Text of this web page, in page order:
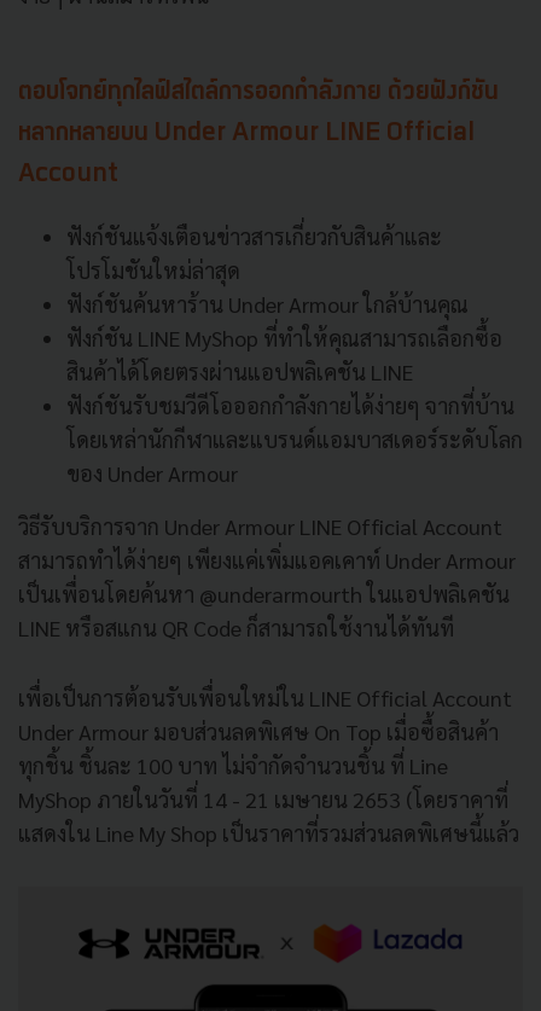
ตอบโจทย์ทุกไลฟ์สไตล์การออกกำลังกาย ด้วยฟังก์ชัน
หลากหลายบน Under Armour LINE Official
Account
ฟังก์ชันแจ้งเตือนข่าวสารเกี่ยวกับสินค้าและ
โปรโมชันใหม่ล่าสุด
ฟังก์ชันค้นหาร้าน Under Armour ใกล้บ้านคุณ
ฟังก์ชัน LINE MyShop ที่ทำให้คุณสามารถเลือกซื้อ
สินค้าได้โดยตรงผ่านแอปพลิเคชัน LINE
ฟังก์ชันรับชมวีดีโอออกกำลังกายได้ง่ายๆ จากที่บ้าน
โดยเหล่านักกีฬาและแบรนด์แอมบาสเดอร์ระดับโลก
ของ Under Armour
วิธีรับบริการจาก Under Armour LINE Official Account
สามารถทำได้ง่ายๆ เพียงแค่เพิ่มแอคเคาท์ Under Armour
เป็นเพื่อนโดยค้นหา @underarmourth ในแอปพลิเคชัน
LINE หรือสแกน QR Code ก็สามารถใช้งานได้ทันที
เพื่อเป็นการต้อนรับเพื่อนใหม่ใน LINE Official Account
Under Armour มอบส่วนลดพิเศษ On Top เมื่อซื้อสินค้า
ทุกชิ้น ชิ้นละ 100 บาท ไม่จำกัดจำนวนชิ้น ที่ Line
MyShop ภายในวันที่ 14 - 21 เมษายน 2653 (โดยราคาที่
แสดงใน Line My Shop เป็นราคาที่รวมส่วนลดพิเศษนี้แล้ว